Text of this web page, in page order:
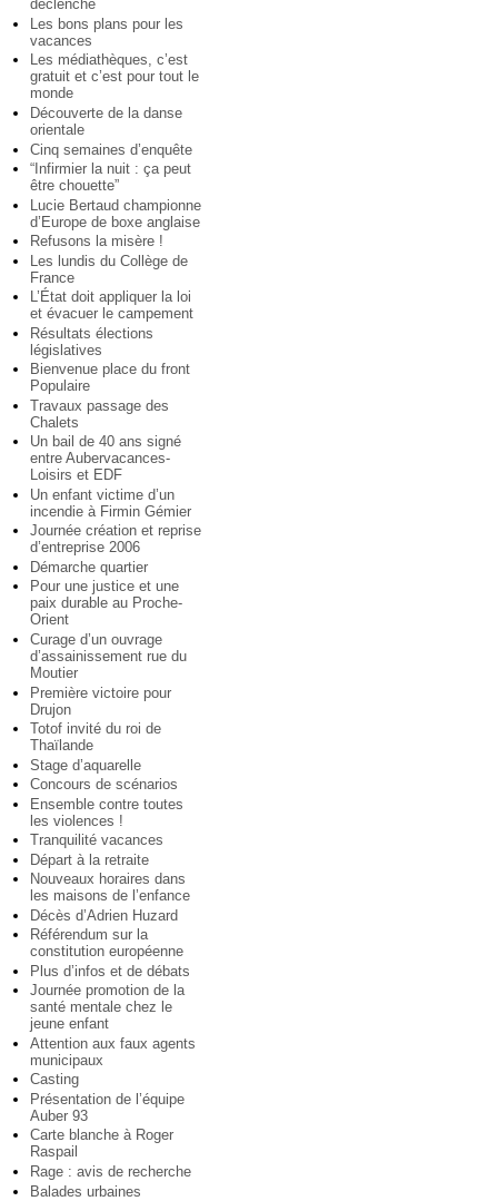
déclenché
Les bons plans pour les
vacances
Les médiathèques, c’est
gratuit et c’est pour tout le
monde
Découverte de la danse
orientale
Cinq semaines d’enquête
“Infirmier la nuit : ça peut
être chouette”
Lucie Bertaud championne
d’Europe de boxe anglaise
Refusons la misère !
Les lundis du Collège de
France
L’État doit appliquer la loi
et évacuer le campement
Résultats élections
législatives
Bienvenue place du front
Populaire
Travaux passage des
Chalets
Un bail de 40 ans signé
entre Aubervacances-
Loisirs et EDF
Un enfant victime d’un
incendie à Firmin Gémier
Journée création et reprise
d’entreprise 2006
Démarche quartier
Pour une justice et une
paix durable au Proche-
Orient
Curage d’un ouvrage
d’assainissement rue du
Moutier
Première victoire pour
Drujon
Totof invité du roi de
Thaïlande
Stage d’aquarelle
Concours de scénarios
Ensemble contre toutes
les violences !
Tranquilité vacances
Départ à la retraite
Nouveaux horaires dans
les maisons de l’enfance
Décès d’Adrien Huzard
Référendum sur la
constitution européenne
Plus d’infos et de débats
Journée promotion de la
santé mentale chez le
jeune enfant
Attention aux faux agents
municipaux
Casting
Présentation de l’équipe
Auber 93
Carte blanche à Roger
Raspail
Rage : avis de recherche
Balades urbaines